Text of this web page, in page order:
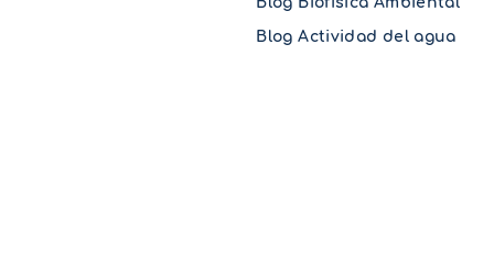
Blog Actividad del agua